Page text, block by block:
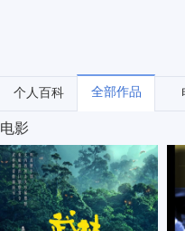
个人百科 全部作品
电影